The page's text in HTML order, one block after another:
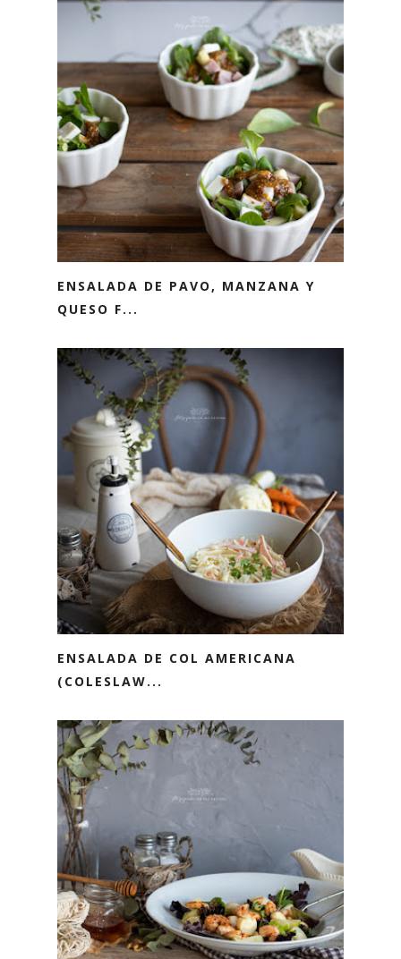
ENSALADA DE PAVO, MANZANA Y
QUESO F...
ENSALADA DE COL AMERICANA
(COLESLAW...